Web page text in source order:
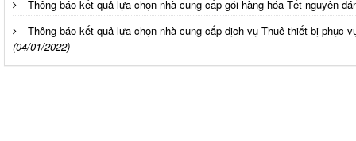
Thông báo kết quả lựa chọn nhà cung cấp gói hàng hóa Tết nguyên
Thông báo kết quả lựa chọn nhà cung cấp dịch vụ Thuê thiết bị phục
(04/01/2022)